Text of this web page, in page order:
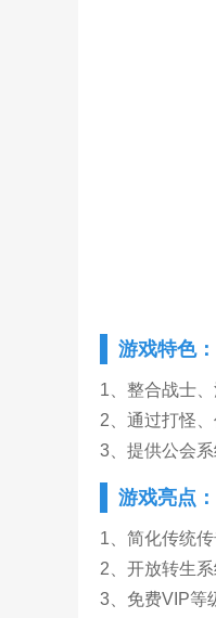
游戏特色：
1、整合战士
2、通过打怪
3、提供公会
游戏亮点：
1、简化传统
2、开放转生
3、免费VIP等